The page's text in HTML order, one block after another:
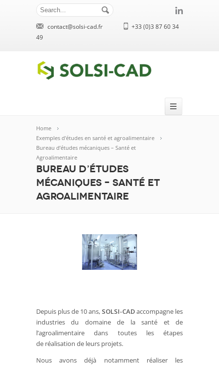
contact@solsi-cad.fr
+33 (0)3 87 60 34
49
Home
Exemples d'études en santé et agroalimentaire
Bureau d’études mécaniques – Santé et
Agroalimentaire
Bureau d’études
mécaniques – Santé et
Agroalimentaire
Depuis plus de 10 ans, SOLSI-CADaccompagne les
industries du domaine de la santé et de
l’agroalimentaire dans toutes les étapes
de réalisation de leurs projets.
Nous avons déjà notamment réaliser les